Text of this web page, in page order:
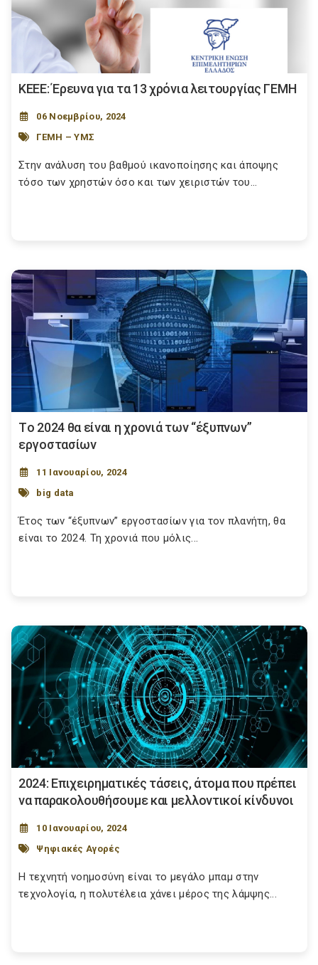
ΚΕΕΕ: Έρευνα για τα 13 χρόνια λειτουργίας ΓΕΜΗ
06 Νοεμβρίου, 2024
ΓΕΜΗ – ΥΜΣ
Στην ανάλυση του βαθμού ικανοποίησης και άποψης
τόσο των χρηστών όσο και των χειριστών του...
Τo 2024 θα είναι η χρονιά των “έξυπνων”
εργοστασίων
11 Ιανουαρίου, 2024
big data
Έτος των “έξυπνων” εργοστασίων για τον πλανήτη, θα
είναι το 2024. Τη χρονιά που μόλις...
2024: Επιχειρηματικές τάσεις, άτομα που πρέπει
να παρακολουθήσουμε και μελλοντικοί κίνδυνοι
10 Ιανουαρίου, 2024
Ψηφιακές Αγορές
Η τεχνητή νοημοσύνη είναι το μεγάλο μπαμ στην
τεχνολογία, η πολυτέλεια χάνει μέρος της λάμψης...